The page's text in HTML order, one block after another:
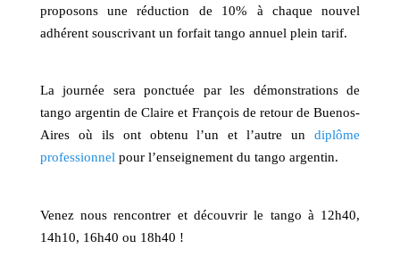
proposons une réduction de 10% à chaque nouvel
adhérent souscrivant un forfait tango annuel plein tarif.
La journée sera ponctuée par les démonstrations de
tango argentin de Claire et François de retour de Buenos-
Aires où ils ont obtenu l’un et l’autre un
diplôme
professionnel pour l’enseignement du tango argentin.
Venez nous rencontrer et découvrir le tango à 12h40,
14h10, 16h40 ou 18h40 !